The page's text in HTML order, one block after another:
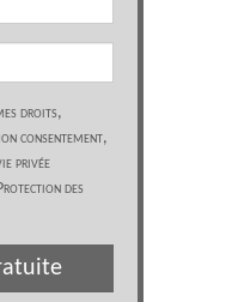
droits,
consentement,
privée
des